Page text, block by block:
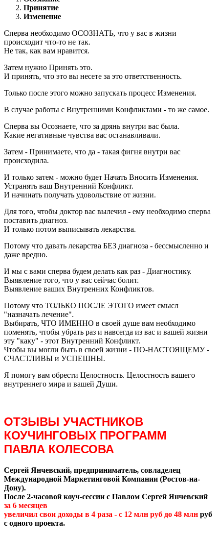
Принятие
Изменение
Сперва необходимо ОСОЗНАТЬ, что у вас в жизни
происходит что-то не так.
Не так, как вам нравится.
Затем нужно Принять это.
И принять, что это вы несете за это ответственность.
Только после этого можно запускать процесс Изменения.
В случае работы с Внутренними Конфликтами - то же самое.
Сперва вы Осознаете, что за дрянь внутри вас была.
Какие негативные чувства вас останавливали.
Затем - Принимаете, что да - такая фигня внутри вас
происходила.
И только затем - можно будет Начать Вносить Изменения.
Устранять ваш Внутренний Конфликт.
И начинать получать удовольствие от жизни.
Для того, чтобы доктор вас вылечил - ему необходимо сперва
поставить диагноз.
И только потом выписывать лекарства.
Потому что давать лекарства БЕЗ диагноза - бессмысленно и
даже вредно.
И мы с вами сперва будем делать как раз - Диагностику.
Выявление того, что у вас сейчас болит.
Выявление ваших Внутренних Конфликтов.
Потому что ТОЛЬКО ПОСЛЕ ЭТОГО имеет смысл
"назначать лечение".
Выбирать, ЧТО ИМЕННО в своей душе вам необходимо
поменять, чтобы убрать раз и навсегда из вас и вашей жизни
эту "каку" - этот Внутренний Конфликт.
Чтобы вы могли быть в своей жизни - ПО-НАСТОЯЩЕМУ -
СЧАСТЛИВЫ и УСПЕШНЫ.
Я помогу вам обрести Целостность. Целостность вашего
внутреннего мира и вашей Души.
ОТЗЫВЫ УЧАСТНИКОВ
КОУЧИНГОВЫХ ПРОГРАММ
ПАВЛА КОЛЕСОВА
Сергей Янчевский, предприниматель, совладелец
Международной Маркетинговой Компании (Ростов-на-
Дону).
После 2-часовой коуч-сессии с Павлом Сергей Янчевский
за 6 месяцев
увеличил свои доходы в 4 раза - с 12 млн руб до 48 млн руб
с одного проекта.